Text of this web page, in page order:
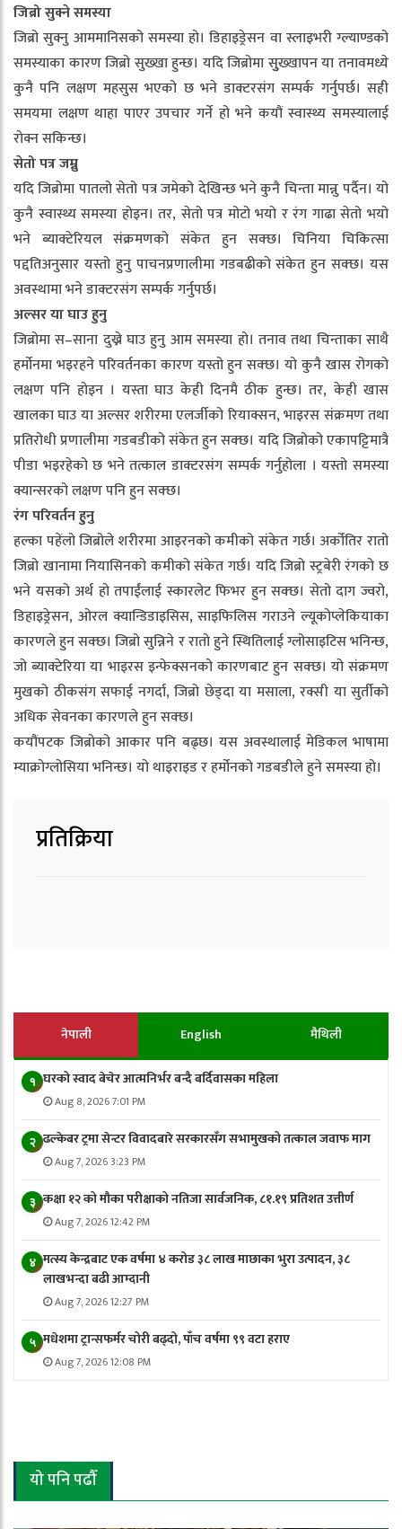
जिब्रो सुक्ने समस्या
जिब्रो सुक्नु आममानिसको समस्या हो। डिहाइड्रेसन वा स्लाइभरी ग्ल्याण्डको
समस्याका कारण जिब्रो सुख्खा हुन्छ। यदि जिब्रोमा सुुख्खापन या तनावमध्ये
कुनै पनि लक्षण महसुस भएको छ भने डाक्टरसंग सम्पर्क गर्नुपर्छ। सही
समयमा लक्षण थाहा पाएर उपचार गर्ने हो भने कयौं स्वास्थ्य समस्यालाई
रोक्न सकिन्छ।
सेतो पत्र जम्नु
यदि जिब्रोमा पातलो सेतो पत्र जमेको देखिन्छ भने कुनै चिन्ता मान्नु पर्दैन। यो
कुनै स्वास्थ्य समस्या होइन। तर, सेतो पत्र मोटो भयो र रंग गाढा सेतो भयो
भने ब्याक्टेरियल संक्रमणको संकेत हुन सक्छ। चिनिया चिकित्सा
पद्दतिअनुसार यस्तो हुनु पाचनप्रणालीमा गडबढीको संकेत हुन सक्छ। यस
अवस्थामा भने डाक्टरसंग सम्पर्क गर्नुपर्छ।
अल्सर या घाउ हुनु
जिब्रोमा स–साना दुख्ने घाउ हुनु आम समस्या हो। तनाव तथा चिन्ताका साथै
हर्मोनमा भइरहने परिवर्तनका कारण यस्तो हुन सक्छ। यो कुनै खास रोगको
लक्षण पनि होइन । यस्ता घाउ केही दिनमै ठीक हुन्छ। तर, केही खास
खालका घाउ या अल्सर शरीरमा एलर्जीको रियाक्सन, भाइरस संक्रमण तथा
प्रतिरोधी प्रणालीमा गडबडीको संकेत हुन सक्छ। यदि जिब्रोको एकापट्टिमात्रै
पीडा भइरहेको छ भने तत्काल डाक्टरसंग सम्पर्क गर्नुहोला । यस्तो समस्या
क्यान्सरको लक्षण पनि हुन सक्छ।
रंग परिवर्तन हुनु
हल्का पहेंलो जिब्रोले शरीरमा आइरनको कमीको संकेत गर्छ। अर्कोतिर रातो
जिब्रो खानामा नियासिनको कमीको संकेत गर्छ। यदि जिब्रो स्ट्रबेरी रंगको छ
भने यसको अर्थ हो तपाईंलाई स्कारलेट फिभर हुन सक्छ। सेतो दाग ज्वरो,
डिहाइड्रेसन, ओरल क्यान्डिडाइसिस, साइफिलिस गराउने ल्यूकोप्लेकियाका
कारणले हुन सक्छ। जिब्रो सुन्निने र रातो हुने स्थितिलाई ग्लोसाइटिस भनिन्छ,
जो ब्याक्टेरिया या भाइरस इन्फेक्सनको कारणबाट हुन सक्छ। यो संक्रमण
मुखको ठीकसंग सफाई नगर्दा, जिब्रो छेड्दा या मसाला, रक्सी या सुर्तीको
अधिक सेवनका कारणले हुन सक्छ।
कयौंपटक जिब्रोको आकार पनि बढ्छ। यस अवस्थालाई मेडिकल भाषामा
म्याक्रोग्लोसिया भनिन्छ। यो थाइराइड र हर्मोनको गडबडीले हुने समस्या हो।
प्रतिक्रिया
नेपाली English मैथिली
१ घरको स्वाद बेचेर आत्मनिर्भर बन्दै बर्दिवासका महिला
Aug 8, 2026 7:01 PM
२ ढल्केबर ट्रमा सेन्टर विवादबारे सरकारसँग सभामुखको तत्काल जवाफ माग
Aug 7, 2026 3:23 PM
३ कक्षा १२ को मौका परीक्षाको नतिजा सार्वजनिक, ८१.१९ प्रतिशत उत्तीर्ण
Aug 7, 2026 12:42 PM
४ मत्स्य केन्द्रबाट एक वर्षमा ४ करोड ३८ लाख माछाका भुरा उत्पादन, ३८
लाखभन्दा बढी आम्दानी
Aug 7, 2026 12:27 PM
५ मधेशमा ट्रान्सफर्मर चोरी बढ्दो, पाँच वर्षमा ९९ वटा हराए
Aug 7, 2026 12:08 PM
यो पनि पढौँ